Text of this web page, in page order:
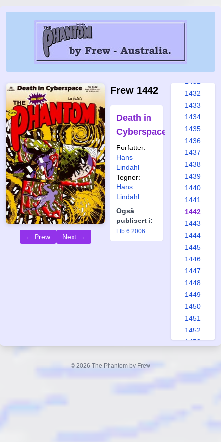
← Prew Next →
Frew 1442
Death in
Cyberspace
Forfatter:
Hans
Lindahl
Tegner:
Hans
Lindahl
Også
publisert i:
Ftb 6 2006
1425
1426
1432
1433
1434
1435
1436
1437
1438
1439
1440
1441
1442
1443
1444
1445
1446
1447
1448
1449
1450
1451
1452
1453
© 2026 The Phantom by Frew